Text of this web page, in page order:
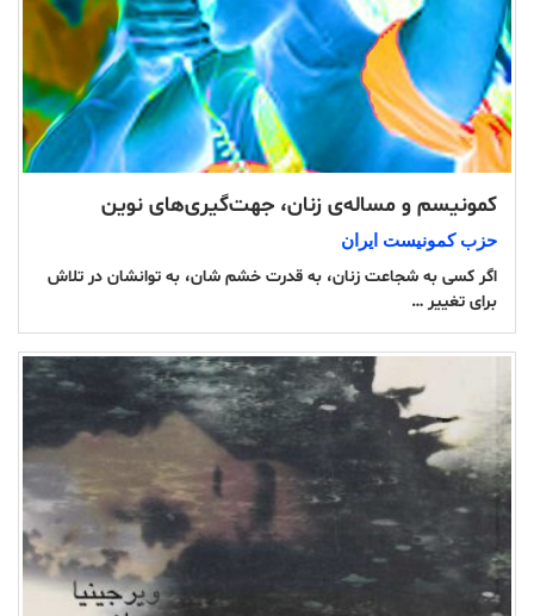
کمونیسم و مساله‌ی زنان، جهت‌گیری‌های نوین
حزب کمونیست ایران
اگر کسی به شجاعت زنان، به قدرت خشم شان، به توانشان در تلاش
برای تغییر …